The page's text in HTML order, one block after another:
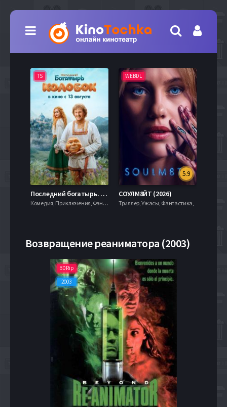
TS
Последний богатырь. Колобок (2026)
Комедия, Приключения, Фэнтези,
WEBDL
5.9
СОУЛМ8ЙТ (2026)
Триллер, Ужасы, Фантастика,
Возвращение реаниматора (2003)
BDRip
2003